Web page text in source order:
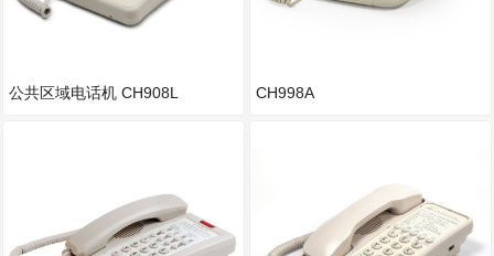
公共区域电话机 CH908L CH998A